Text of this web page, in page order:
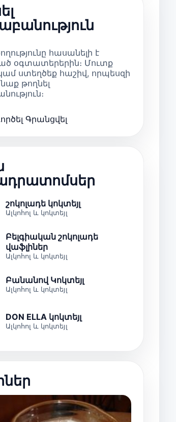
հասանելի է
օգտատերերին։ Մուտք
ստեղծեք հաշիվ, որպեսզի
թողնել
Գրանցվել
շոկոլադե կոկտեյլ
Ալկոհոլ և կոկտեյլ
Բելգիական շոկոլադե
վաֆլիներ
Ալկոհոլ և կոկտեյլ
Բանանով Կոկտեյլ
Ալկոհոլ և կոկտեյլ
DON ELLA կոկտեյլ
Ալկոհոլ և կոկտեյլ